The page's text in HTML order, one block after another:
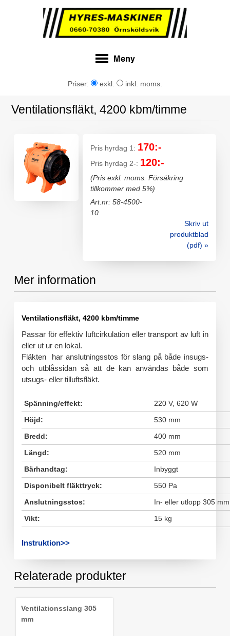
Priser: exkl. inkl. moms.
Ventilationsfläkt, 4200 kbm/timme
Pris hyrdag 1: 170:-
Pris hyrdag 2-: 120:-
(Pris exkl. moms. Försäkring
tillkommer med 5%)
Art.nr: 58-4500-
10
Skriv ut
produktblad
(pdf) »
Mer information
Ventilationsfläkt, 4200 kbm/timme
Passar för effektiv luftcirkulation eller transport av luft in
eller ut ur en lokal.
Fläkten har anslutningsstos för slang på både insugs-
och utblåssidan så att de kan användas både som
utsugs- eller tilluftsfläkt.
Spänning/effekt:
220 V, 620 W
Höjd:
530 mm
Bredd:
400 mm
Längd:
520 mm
Bärhandtag:
Inbyggt
Disponibelt fläkttryck:
550 Pa
Anslutningsstos:
In- eller utlopp 305 mm
Vikt:
15 kg
Instruktion>>
Relaterade produkter
Ventilationsslang 305
mm